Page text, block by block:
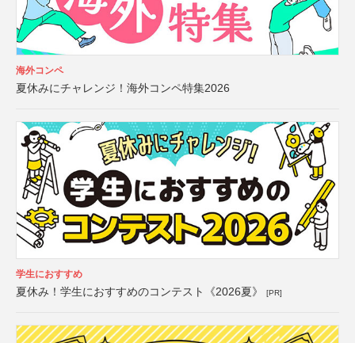
海外コンペ
夏休みにチャレンジ！海外コンペ特集2026
学生におすすめ
夏休み！学生におすすめのコンテスト《2026夏》 [PR]